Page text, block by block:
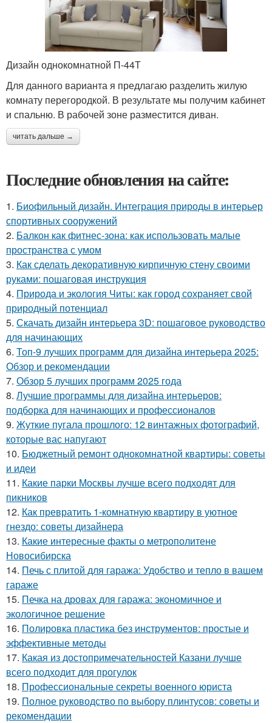
Дизайн однокомнатной П-44Т
Для данного варианта я предлагаю разделить жилую
комнату перегородкой. В результате мы получим кабинет
и спальню. В рабочей зоне разместится диван.
читать дальше →
Последние обновления на сайте:
1. Биофильный дизайн. Интеграция природы в интерьер
спортивных сооружений
2. Балкон как фитнес-зона: как использовать малые
пространства с умом
3. Как сделать декоративную кирпичную стену своими
руками: пошаговая инструкция
4. Природа и экология Читы: как город сохраняет свой
природный потенциал
5. Скачать дизайн интерьера 3D: пошаговое руководство
для начинающих
6. Топ-9 лучших программ для дизайна интерьера 2025:
Обзор и рекомендации
7. Обзор 5 лучших программ 2025 года
8. Лучшие программы для дизайна интерьеров:
подборка для начинающих и профессионалов
9. Жуткие пугала прошлого: 12 винтажных фотографий,
которые вас напугают
10. Бюджетный ремонт однокомнатной квартиры: советы
и идеи
11. Какие парки Москвы лучше всего подходят для
пикников
12. Как превратить 1-комнатную квартиру в уютное
гнездо: советы дизайнера
13. Какие интересные факты о метрополитене
Новосибирска
14. Печь с плитой для гаража: Удобство и тепло в вашем
гараже
15. Печка на дровах для гаража: экономичное и
экологичное решение
16. Полировка пластика без инструментов: простые и
эффективные методы
17. Какая из достопримечательностей Казани лучше
всего подходит для прогулок
18. Профессиональные секреты военного юриста
19. Полное руководство по выбору плинтусов: советы и
рекомендации